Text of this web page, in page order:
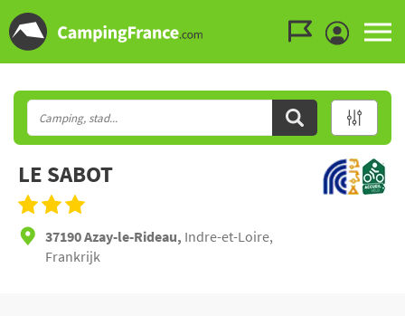
LE SABOT
37190 Azay-le-Rideau, Indre-et-Loire,
Frankrijk